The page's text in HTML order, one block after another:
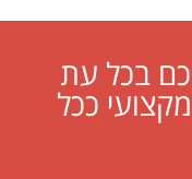
בכל עת
ככל